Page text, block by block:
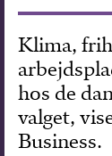
Klima,
hos de
valget,
Business.